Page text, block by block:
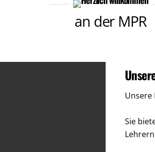
an der MPR
Unsere
Sie